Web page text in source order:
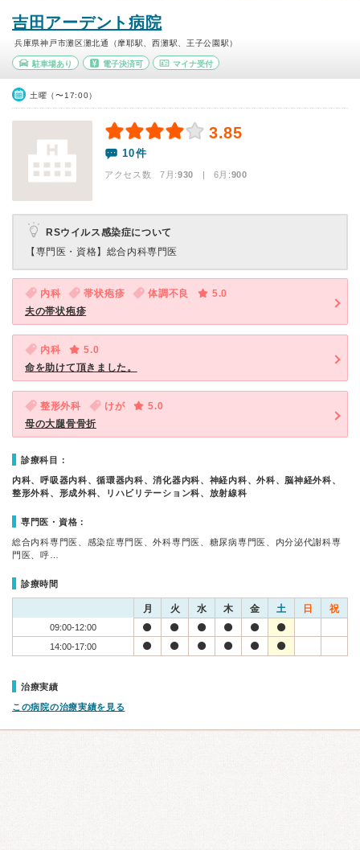
吉田アーデント病院
兵庫県神戸市灘区灘北通（摩耶駅、西灘駅、王子公園駅）
駐車場あり 電子決済可 マイナ受付
土曜（〜17:00）
3.85
10件
アクセス数 7月:930 | 6月:900
RSウイルス感染症について
【専門医・資格】 総合内科専門医
内科 帯状疱疹 体調不良
5.0
夫の帯状疱疹
内科
5.0
命を助けて頂きました。
整形外科 けが
5.0
母の大腿骨骨折
診療科目：
内科、呼吸器内科、循環器内科、消化器内科、神経内科、外科、脳神経外科、
整形外科、形成外科、リハビリテーション科、放射線科
専門医・資格：
総合内科専門医、感染症専門医、外科専門医、糖尿病専門医、内分泌代謝科専
門医、呼…
診療時間
月 火 水 木 金 土 日 祝
09:00-12:00
14:00-17:00
治療実績
この病院の治療実績を見る